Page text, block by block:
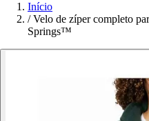
Início
/ Velo de zíper completo
Springs™